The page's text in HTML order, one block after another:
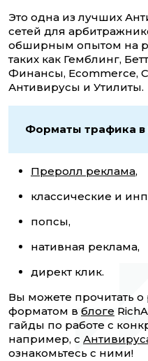
Это одна из лучших
сетей для
обширным опытом на
таких как Гемблинг,
Финансы, Ecommerce,
Антивирусы и Утилиты.
Форматы трафика в
Преролл реклама,
классические и
попсы,
нативная реклама,
директ клик.
Вы можете прочитать
форматом в блоге
гайды по работе с
например, с
ознакомьтесь с ними!